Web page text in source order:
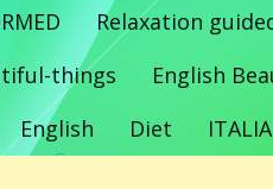
Relaxation
things
English
English Diet